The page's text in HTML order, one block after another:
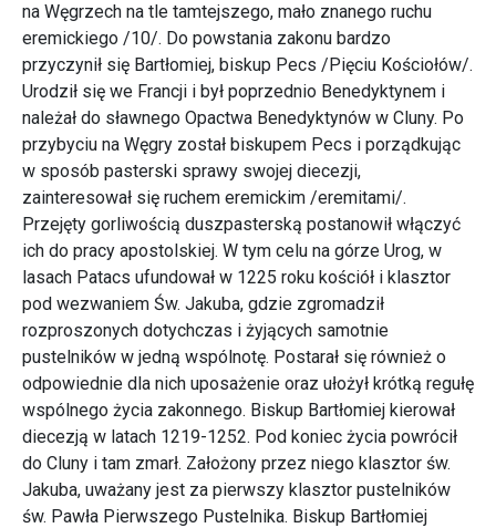
na Węgrzech na tle tamtejszego, mało znanego ruchu
eremickiego /10/. Do powstania zakonu bardzo
przyczynił się Bartłomiej, biskup Pecs /Pięciu Kościołów/.
Urodził się we Francji i był poprzednio Benedyktynem i
należał do sławnego Opactwa Benedyktynów w Cluny. Po
przybyciu na Węgry został biskupem Pecs i porządkując
w sposób pasterski sprawy swojej diecezji,
zainteresował się ruchem eremickim /eremitami/.
Przejęty gorliwością duszpasterską postanowił włączyć
ich do pracy apostolskiej. W tym celu na górze Urog, w
lasach Patacs ufundował w 1225 roku kościół i klasztor
pod wezwaniem Św. Jakuba, gdzie zgromadził
rozproszonych dotychczas i żyjących samotnie
pustelników w jedną wspólnotę. Postarał się również o
odpowiednie dla nich uposażenie oraz ułożył krótką regułę
wspólnego życia zakonnego. Biskup Bartłomiej kierował
diecezją w latach 1219-1252. Pod koniec życia powrócił
do Cluny i tam zmarł. Założony przez niego klasztor św.
Jakuba, uważany jest za pierwszy klasztor pustelników
św. Pawła Pierwszego Pustelnika. Biskup Bartłomiej